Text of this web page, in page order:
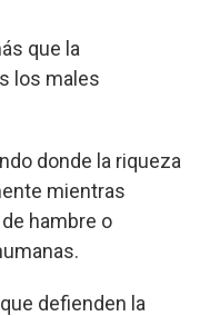
que la
los males
donde la riqueza
mientras
hambre o
defienden la